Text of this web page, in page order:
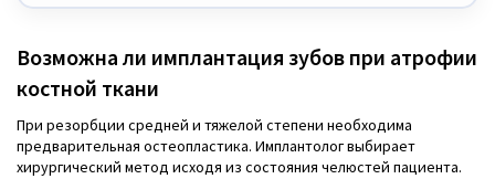
Возможна ли имплантация зубов при атрофии
костной ткани
При резорбции средней и тяжелой степени необходима
предварительная остеопластика. Имплантолог выбирает
хирургический метод исходя из состояния челюстей пациента.